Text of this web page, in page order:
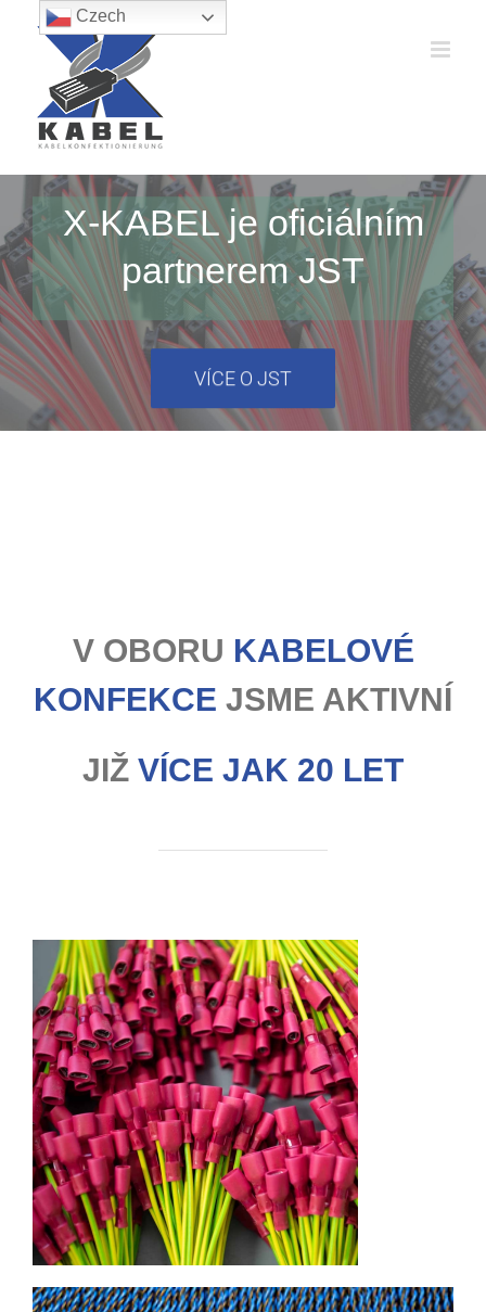
Přeskočit
obsah
X-KABEL je oficiálním
partnerem JST
VÍCE O JST
V OBORU KABELOVÉ
KONFEKCE JSME AKTIVNÍ
JIŽ VÍCE JAK 20 LET
Czech